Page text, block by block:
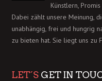
Künstlern,
Dabei zählt unsere Meinung,
unabhängig, frei und hungrig
zu bieten hat. Sie liegt uns zu
LET´S GET IN